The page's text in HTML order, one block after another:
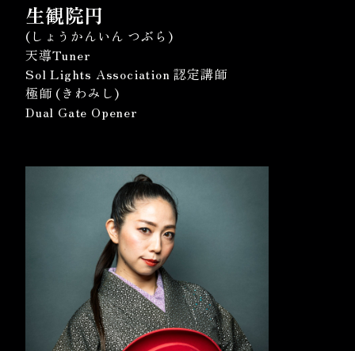
生観院円
(しょうかんいん つぶら)
天導Tuner
Sol Lights Association 認定講師
極師 (きわみし)
Dual Gate Opener